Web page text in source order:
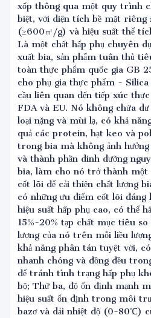
xốp thông qua một quy trình
biệt, với diện tích bề mặt riêng
(≥600㎡/g) và hiệu suất thể
Là một chất hấp phụ chuyên
xuất bia, sản phẩm tuân thủ
toàn thực phẩm quốc gia GB
cho phụ gia thực phẩm -
cầu liên quan đến tiếp xúc
FDA và EU. Nó không chứa
loại nặng và mùi lạ, có khả
quả các protein, hạt keo và
trong bia mà không ảnh hưởng
và thành phần dinh dưỡng
bia, làm cho nó trở thành một
cốt lõi để cải thiện chất lượng
có những ưu điểm cốt lõi đáng
hiệu suất hấp phụ cao, có thể
15%-20% tạp chất mục tiêu
lượng của nó trên mỗi liều
khả năng phân tán tuyệt vời,
nhanh chóng và đồng đều
để tránh tình trạng hấp phụ
bộ; Thứ ba, độ ổn định mạnh
hiệu suất ổn định trong môi
bazơ và dải nhiệt độ (0-80℃)